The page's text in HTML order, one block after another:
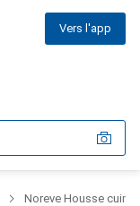
Vers l'app
Noreve Housse cuir